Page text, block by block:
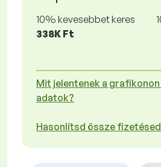
10% kevesebbet keres
338K Ft
Mit jelentenek a
adatok?
Hasonlítsd össze